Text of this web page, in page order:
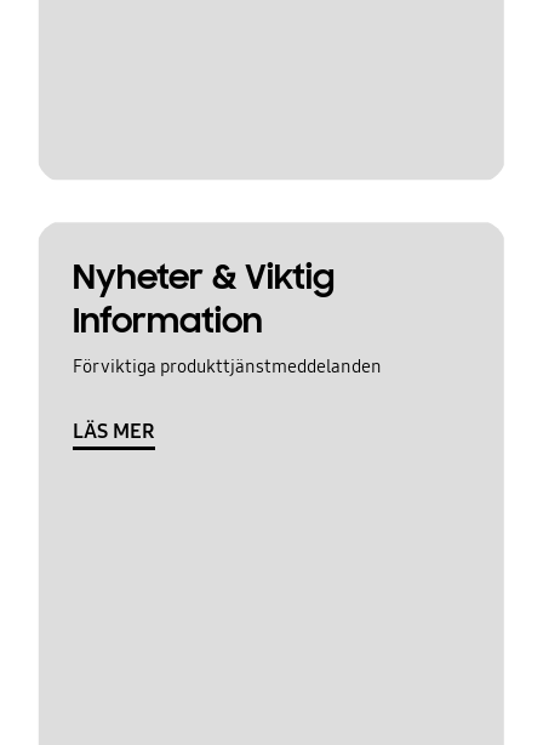
Nyheter & Viktig
Information
För viktiga produkttjänstmeddelanden
LÄS MER